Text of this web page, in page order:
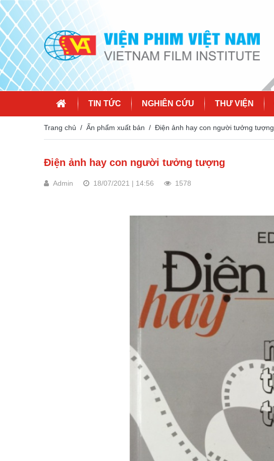
TIN TỨC NGHIÊN CỨU THƯ VIỆN
Trang chủ Ấn phẩm xuất bản Điện ảnh hay con người tưởng tượng
Điện ảnh hay con người tưởng tượng
Admin 18/07/2021 | 14:56 1578